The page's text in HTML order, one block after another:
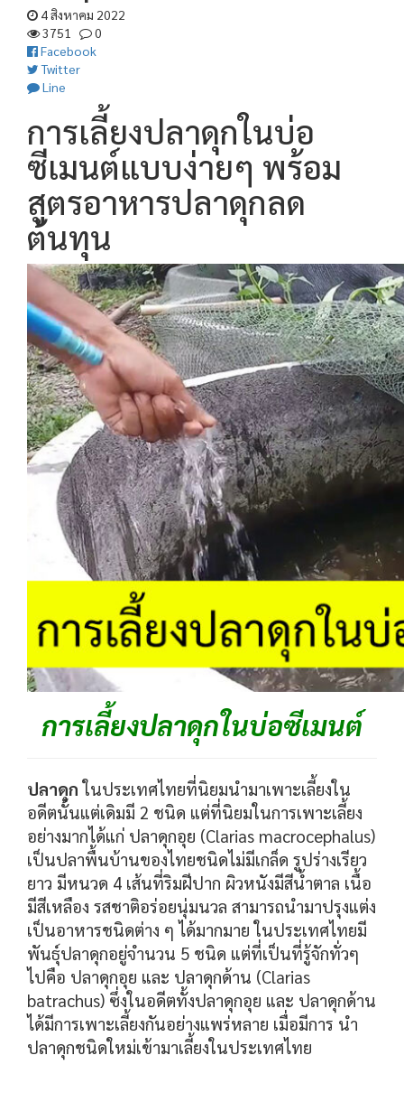
4 สิงหาคม 2022
3751
0
Facebook
Twitter
Line
การเลี้ยงปลาดุกในบ่อ
ซีเมนต์แบบง่ายๆ พร้อม
สูตรอาหารปลาดุกลด
ต้นทุน
การเลี้ยงปลาดุกในบ่อซีเมนต์
ปลาดุก ในประเทศไทยที่นิยมนำมาเพาะเลี้ยงใน
อดีตนั้นแต่เดิมมี 2 ชนิด แต่ที่นิยมในการเพาะเลี้ยง
อย่างมากได้แก่ ปลาดุกอุย (Clarias macrocephalus)
เป็นปลาพื้นบ้านของไทยชนิดไม่มีเกล็ด รูปร่างเรียว
ยาว มีหนวด 4 เส้นที่ริมฝีปาก ผิวหนังมีสีน้ำตาล เนื้อ
มีสีเหลือง รสชาติอร่อยนุ่มนวล สามารถนำมาปรุงแต่ง
เป็นอาหารชนิดต่าง ๆ ได้มากมาย ในประเทศไทยมี
พันธุ์ปลาดุกอยู่จำนวน 5 ชนิด แต่ที่เป็นที่รู้จักทั่วๆ
ไปคือ ปลาดุกอุย และ ปลาดุกด้าน (Clarias
batrachus) ซึ่งในอดีตทั้งปลาดุกอุย และ ปลาดุกด้าน
ได้มีการเพาะเลี้ยงกันอย่างแพร่หลาย เมื่อมีการ นำ
ปลาดุกชนิดใหม่เข้ามาเลี้ยงในประเทศไทย